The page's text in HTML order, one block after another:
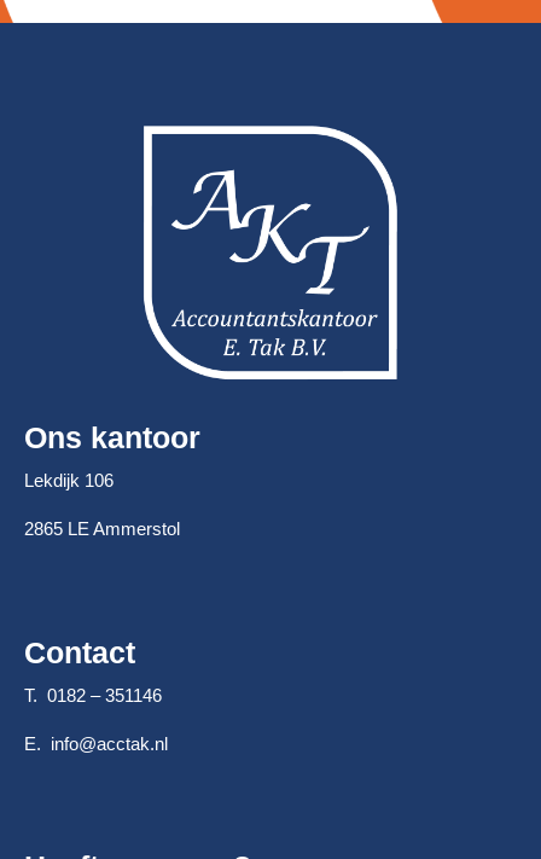
Ons kantoor
Lekdijk 106
2865 LE Ammerstol
Contact
T. 0182 – 351146
E. info@acctak.nl